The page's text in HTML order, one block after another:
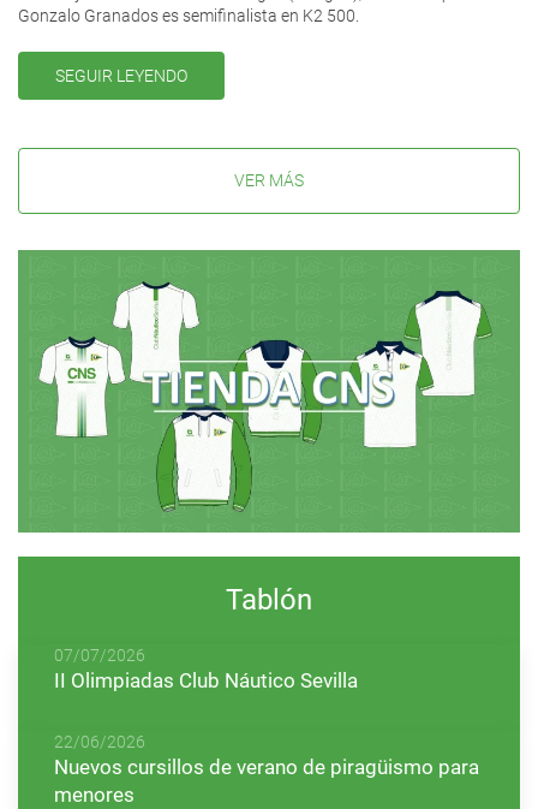
Gonzalo Granados es semifinalista en K2 500.
SEGUIR LEYENDO
VER MÁS
Tablón
07/07/2026
II Olimpiadas Club Náutico Sevilla
22/06/2026
Nuevos cursillos de verano de piragüismo para
menores